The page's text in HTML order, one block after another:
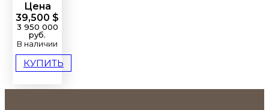
Цена
39,500 $
3 950 000
руб.
В наличии
КУПИТЬ